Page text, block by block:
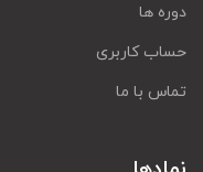
دوره ها
حساب کاربری
تماس با ما